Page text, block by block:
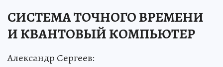
СИСТЕМА ТОЧНОГО ВРЕМЕНИ
И КВАНТОВЫЙ КОМПЬЮТЕР
Александр Сергеев: